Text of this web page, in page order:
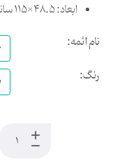
ابعاد: 48.5×115 سانتی‌متر
نام ائمه:
رنگ: